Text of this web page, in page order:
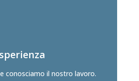
conosciamo il nostro lavoro.